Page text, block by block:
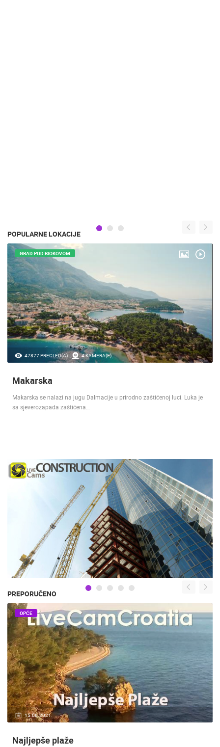
POPULARNE LOKACIJE
47877 PREGLED(A) 4 KAMERA(E)
GRAD POD BIOKOVOM
Makarska
Makarska se nalazi na jugu Dalmacije u prirodno zaštićenoj luci. Luka je
sa sjeverozapada zaštićena…
PREPORUČENO
15.06.2021.
OPĆE
Najljepše plaže